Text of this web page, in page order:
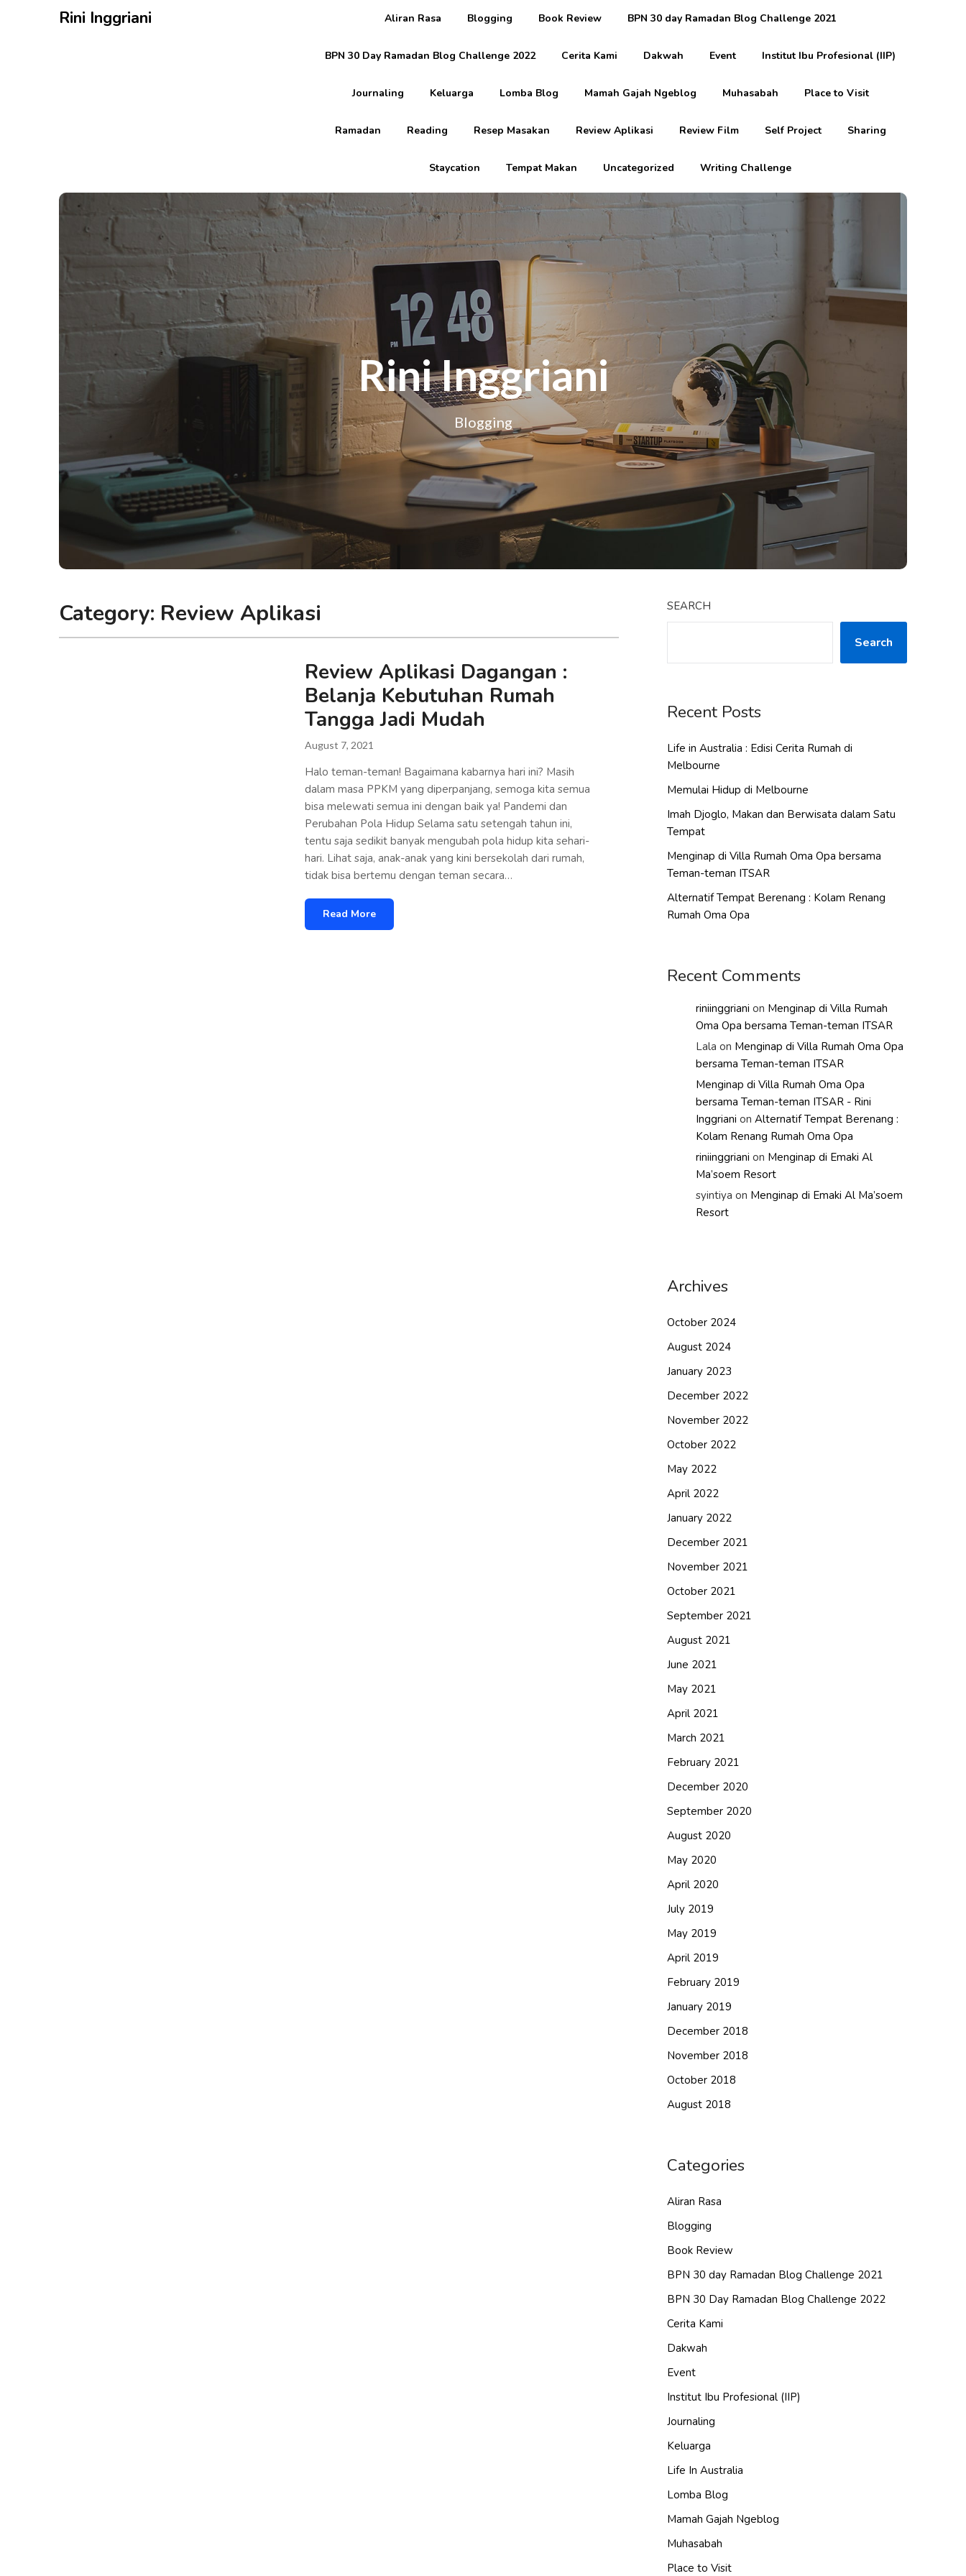
Rini Inggriani Aliran Rasa Blogging Book Review BPN 30 day Ramadan Blog Challenge 2021
BPN 30 Day Ramadan Blog Challenge 2022 Cerita Kami Dakwah Event Institut Ibu Profesional (IIP)
Journaling Keluarga Lomba Blog Mamah Gajah Ngeblog Muhasabah Place to Visit
Ramadan Reading Resep Masakan Review Aplikasi Review Film Self Project Sharing
Staycation Tempat Makan Uncategorized Writing Challenge
Rini Inggriani
Blogging
Category: Review Aplikasi
Review Aplikasi Dagangan :
Belanja Kebutuhan Rumah
Tangga Jadi Mudah
August 7, 2021
Halo teman-teman! Bagaimana kabarnya hari ini? Masih
dalam masa PPKM yang diperpanjang, semoga kita semua
bisa melewati semua ini dengan baik ya! Pandemi dan
Perubahan Pola Hidup Selama satu setengah tahun ini,
tentu saja sedikit banyak mengubah pola hidup kita sehari-
hari. Lihat saja, anak-anak yang kini bersekolah dari rumah,
tidak bisa bertemu dengan teman secara…
Read More
SEARCH
Search
Recent Posts
Life in Australia : Edisi Cerita Rumah di
Melbourne
Memulai Hidup di Melbourne
Imah Djoglo, Makan dan Berwisata dalam Satu
Tempat
Menginap di Villa Rumah Oma Opa bersama
Teman-teman ITSAR
Alternatif Tempat Berenang : Kolam Renang
Rumah Oma Opa
Recent Comments
riniinggriani on Menginap di Villa Rumah
Oma Opa bersama Teman-teman ITSAR
Lala on Menginap di Villa Rumah Oma Opa
bersama Teman-teman ITSAR
Menginap di Villa Rumah Oma Opa
bersama Teman-teman ITSAR - Rini
Inggriani on Alternatif Tempat Berenang :
Kolam Renang Rumah Oma Opa
riniinggriani on Menginap di Emaki Al
Ma’soem Resort
syintiya on Menginap di Emaki Al Ma’soem
Resort
Archives
October 2024
August 2024
January 2023
December 2022
November 2022
October 2022
May 2022
April 2022
January 2022
December 2021
November 2021
October 2021
September 2021
August 2021
June 2021
May 2021
April 2021
March 2021
February 2021
December 2020
September 2020
August 2020
May 2020
April 2020
July 2019
May 2019
April 2019
February 2019
January 2019
December 2018
November 2018
October 2018
August 2018
Categories
Aliran Rasa
Blogging
Book Review
BPN 30 day Ramadan Blog Challenge 2021
BPN 30 Day Ramadan Blog Challenge 2022
Cerita Kami
Dakwah
Event
Institut Ibu Profesional (IIP)
Journaling
Keluarga
Life In Australia
Lomba Blog
Mamah Gajah Ngeblog
Muhasabah
Place to Visit